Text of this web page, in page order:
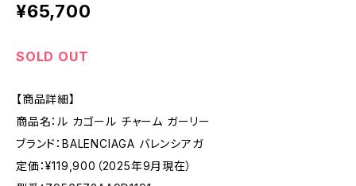
¥65,700
SOLD OUT
【商品詳細】
商品名：ル カゴール チャーム ガーリー
ブランド：BALENCIAGA バレンシアガ
定価：¥119,900（2025年9月現在）